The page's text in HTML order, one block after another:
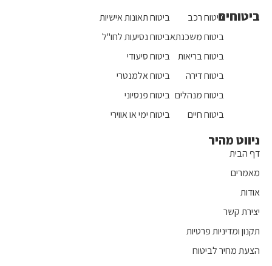
ניווט מהיר
דף הבית
מאמרים
אודות
יצירת קשר
תקנון ומדיניות פרטיות
הצעת מחיר לביטוח
ביטוחיםביטוח רכב
ביטוח משכנתא
ביטוח בריאות
ביטוח דירה
ביטוח מנהלים
ביטוח חיים
ביטוח תאונות אישיות
ביטוח נסיעות לחו"ל
ביטוח סיעודי
ביטוח אלמנטרי
ביטוח פנסיוני
ביטוח ימי או אווירי